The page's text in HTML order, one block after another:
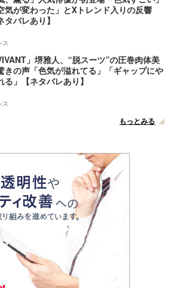
気が変わった」とXトレンド入りの反響
タバレあり】
ス
」堺雅人、“脱スーツ”の圧巻肉体美
きの声「色気が溢れてる」「ギャップにや
る」【ネタバレあり】
ス
もっとみる